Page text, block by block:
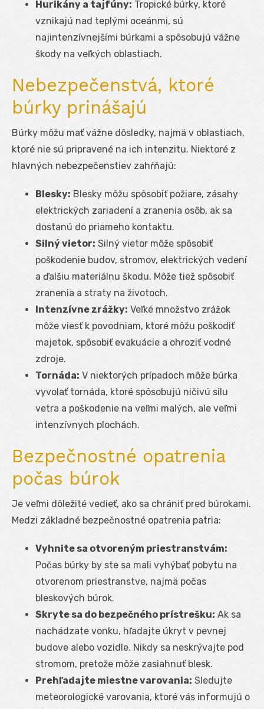
Hurikány a tajfúny: Tropické búrky, ktoré
vznikajú nad teplými oceánmi, sú
najintenzívnejšími búrkami a spôsobujú vážne
škody na veľkých oblastiach.
Nebezpečenstvá, ktoré
búrky prinášajú
Búrky môžu mať vážne dôsledky, najmä v oblastiach,
ktoré nie sú pripravené na ich intenzitu. Niektoré z
hlavných nebezpečenstiev zahŕňajú:
Blesky: Blesky môžu spôsobiť požiare, zásahy
elektrických zariadení a zranenia osôb, ak sa
dostanú do priameho kontaktu.
Silný vietor: Silný vietor môže spôsobiť
poškodenie budov, stromov, elektrických vedení
a ďalšiu materiálnu škodu. Môže tiež spôsobiť
zranenia a straty na životoch.
Intenzívne zrážky: Veľké množstvo zrážok
môže viesť k povodniam, ktoré môžu poškodiť
majetok, spôsobiť evakuácie a ohroziť vodné
zdroje.
Tornáda: V niektorých prípadoch môže búrka
vyvolať tornáda, ktoré spôsobujú ničivú silu
vetra a poškodenie na veľmi malých, ale veľmi
intenzívnych plochách.
Bezpečnostné opatrenia
počas búrok
Je veľmi dôležité vedieť, ako sa chrániť pred búrokami.
Medzi základné bezpečnostné opatrenia patria:
Vyhnite sa otvoreným priestranstvám:
Počas búrky by ste sa mali vyhýbať pobytu na
otvorenom priestranstve, najmä počas
bleskových búrok.
Skryte sa do bezpečného prístrešku: Ak sa
nachádzate vonku, hľadajte úkryt v pevnej
budove alebo vozidle. Nikdy sa neskrývajte pod
stromom, pretože môže zasiahnuť blesk.
Prehľadajte miestne varovania: Sledujte
meteorologické varovania, ktoré vás informujú o